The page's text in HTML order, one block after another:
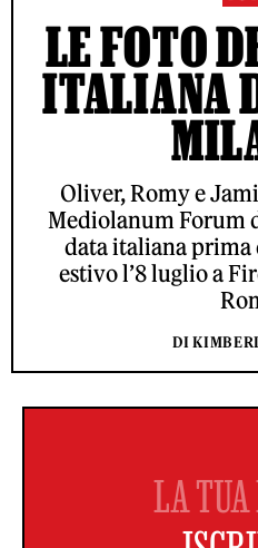
LE FOTO
ITALIANA
Oliver, Romy e
Mediolanum Forum
data italiana
estivo l’8 luglio a
DI